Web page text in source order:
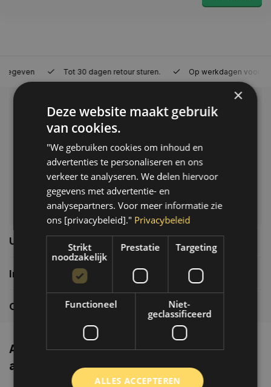
Tot 30 dagen retour sturen. Op werkdagen voor 14.00 uur
Klantenservice
Veelgestelde vragen
06-39119169
info@autoklusser.nl
Usefull links
Informatie
Contactgegevens
Altijd de nieuwste producten en
aanbiedingen weten?
×
Deze website maakt gebruik
van cookies.
"We gebruiken cookies om inhoud en
advertenties te personaliseren en ons
verkeer te analyseren. We delen hiervoor
gegevens met advertentie- en
analysepartners. Voor meer informatie zie
ons [privacybeleid]." Privacybeleid
Strikt
noodzakelijk
Prestatie Targeting
Functioneel
Niet-
geclassificeerd
ALLES ACCEPTEREN